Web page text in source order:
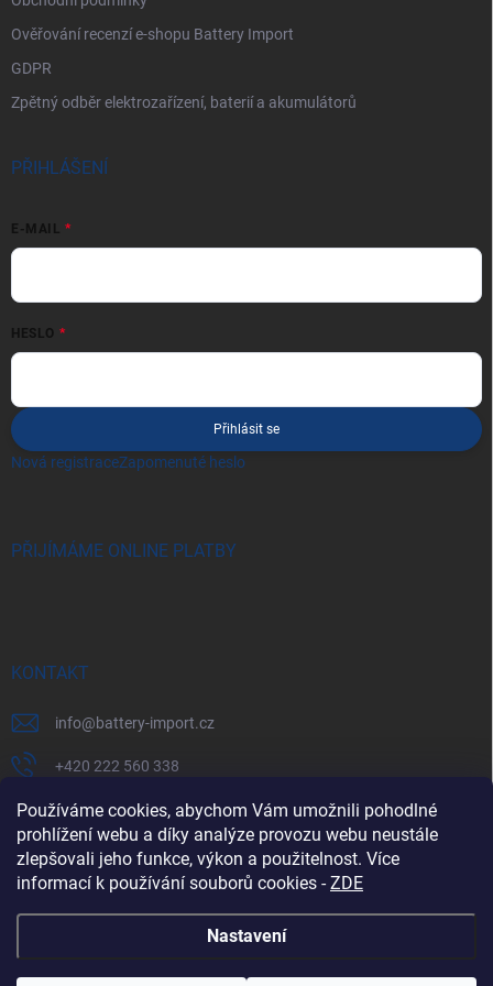
Používáme cookies, abychom Vám umožnili pohodlné
prohlížení webu a díky analýze provozu webu neustále
zlepšovali jeho funkce, výkon a použitelnost. Více
informací k používání souborů cookies -ZDE
Nastavení
Ověřování recenzí e-shopu Battery Import
GDPR
Zpětný odběr elektrozařízení, baterií a akumulátorů
PŘIHLÁŠENÍ
E-MAIL
HESLO
Přihlásit se
Nová registraceZapomenuté heslo
PŘIJÍMÁME ONLINE PLATBY
KONTAKT
info@battery-import.cz
+420 222 560 338
+420 774 969 705
Zboží.cz Heureka.cz Battery Import SK REKLAMACE